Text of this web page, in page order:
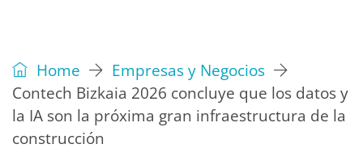
Home
Empresas y Negocios
Contech Bizkaia 2026 concluye que los datos y
la IA son la próxima gran infraestructura de la
construcción